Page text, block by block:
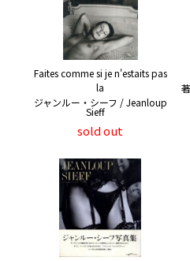
Faites comme si je n'estaits pas
la
ジャンルー・シーフ / Jeanloup
Sieff
sold out